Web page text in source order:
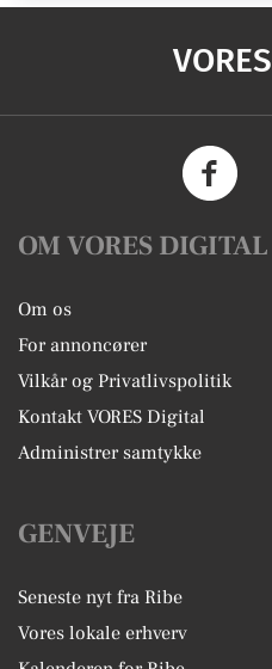
VORES
OM VORES DIGITAL
Om os
For annoncører
Vilkår og Privatlivspolitik
Kontakt VORES Digital
Administrer samtykke
GENVEJE
Seneste nyt fra Ribe
Vores lokale erhverv